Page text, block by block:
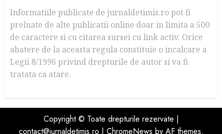
Informatiile publicate de jurnaldetimis.ro pot fi
preluate de alte publicatii online doar in limita a 500
de caractere si cu citarea sursei cu link activ. Orice
abatere de la aceasta regula constituie o incalcare a
Legii 8/1996 privind drepturile de autor si va fi
tratata ca atare.
Copyright © Toate drepturile rezervate |
contact@jurnaldetimis.ro | ChromeNews by AF themes.